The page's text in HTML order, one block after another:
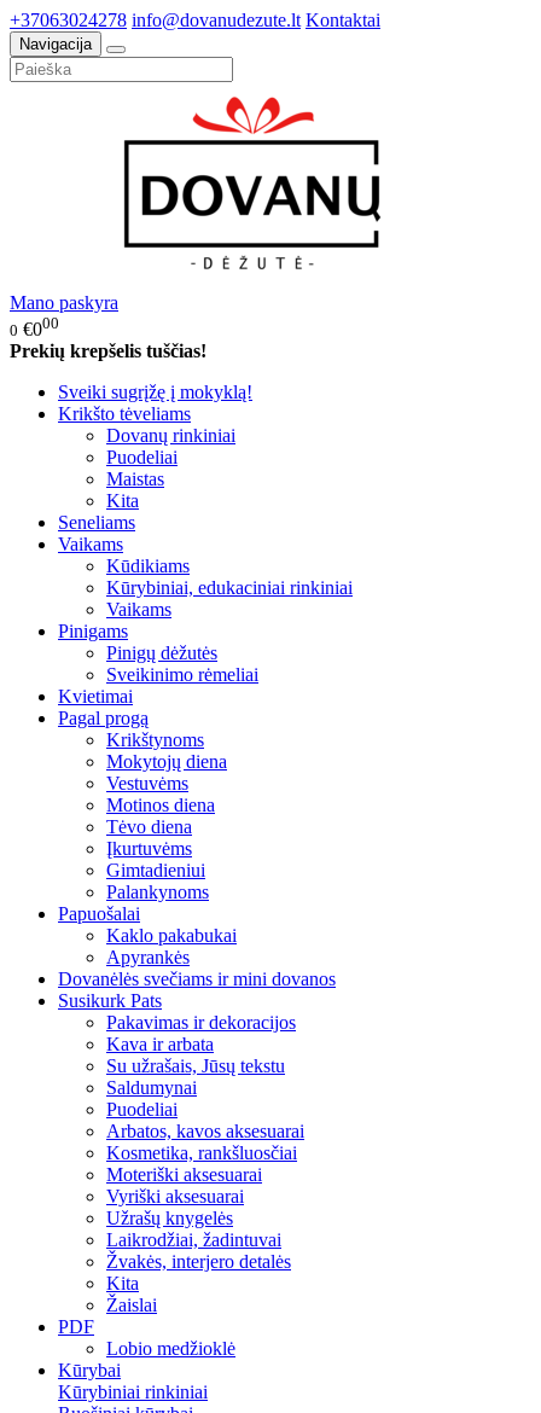
+37063024278 info@dovanudezute.lt Kontaktai
Navigacija
Mano paskyra
0 €000
Prekių krepšelis tuščias!
Sveiki sugrįžę į mokyklą!
Krikšto tėveliams
Dovanų rinkiniai
Puodeliai
Maistas
Kita
Seneliams
Vaikams
Kūdikiams
Kūrybiniai, edukaciniai rinkiniai
Vaikams
Pinigams
Pinigų dėžutės
Sveikinimo rėmeliai
Kvietimai
Pagal progą
Krikštynoms
Mokytojų diena
Vestuvėms
Motinos diena
Tėvo diena
Įkurtuvėms
Gimtadieniui
Palankynoms
Papuošalai
Kaklo pakabukai
Apyrankės
Dovanėlės svečiams ir mini dovanos
Susikurk Pats
Pakavimas ir dekoracijos
Kava ir arbata
Su užrašais, Jūsų tekstu
Saldumynai
Puodeliai
Arbatos, kavos aksesuarai
Kosmetika, rankšluosčiai
Moteriški aksesuarai
Vyriški aksesuarai
Užrašų knygelės
Laikrodžiai, žadintuvai
Žvakės, interjero detalės
Kita
Žaislai
PDF
Lobio medžioklė
Kūrybai
Kūrybiniai rinkiniai